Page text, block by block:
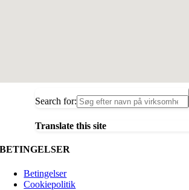
Search for:
Translate this site
BETINGELSER
Betingelser
Cookiepolitik